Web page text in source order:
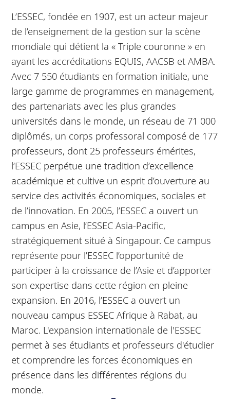
L’ESSEC, fondée en 1907, est un acteur majeur
de l’enseignement de la gestion sur la scène
mondiale qui détient la « Triple couronne » en
ayant les accréditations EQUIS, AACSB et AMBA.
Avec 7 550 étudiants en formation initiale, une
large gamme de programmes en management,
des partenariats avec les plus grandes
universités dans le monde, un réseau de 71 000
diplômés, un corps professoral composé de 177
professeurs, dont 25 professeurs émérites,
l’ESSEC perpétue une tradition d’excellence
académique et cultive un esprit d’ouverture au
service des activités économiques, sociales et
de l’innovation. En 2005, l’ESSEC a ouvert un
campus en Asie, l’ESSEC Asia-Pacific,
stratégiquement situé à Singapour. Ce campus
représente pour l’ESSEC l’opportunité de
participer à la croissance de l’Asie et d’apporter
son expertise dans cette région en pleine
expansion. En 2016, l’ESSEC a ouvert un
nouveau campus ESSEC Afrique à Rabat, au
Maroc. L'expansion internationale de l'ESSEC
permet à ses étudiants et professeurs d'étudier
et comprendre les forces économiques en
présence dans les différentes régions du
monde.